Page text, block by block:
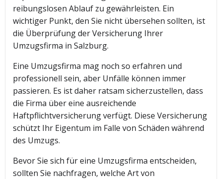
reibungslosen Ablauf zu gewährleisten. Ein
wichtiger Punkt, den Sie nicht übersehen sollten, ist
die Überprüfung der Versicherung Ihrer
Umzugsfirma in Salzburg.
Eine Umzugsfirma mag noch so erfahren und
professionell sein, aber Unfälle können immer
passieren. Es ist daher ratsam sicherzustellen, dass
die Firma über eine ausreichende
Haftpflichtversicherung verfügt. Diese Versicherung
schützt Ihr Eigentum im Falle von Schäden während
des Umzugs.
Bevor Sie sich für eine Umzugsfirma entscheiden,
sollten Sie nachfragen, welche Art von